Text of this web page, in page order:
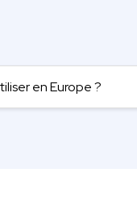
en Europe ?